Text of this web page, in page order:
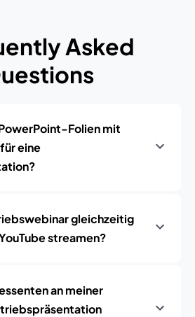
Asked
Folien mit
eine
gleichzeitig
streamen?
an meiner